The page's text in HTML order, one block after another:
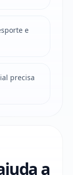
e
precisa
a